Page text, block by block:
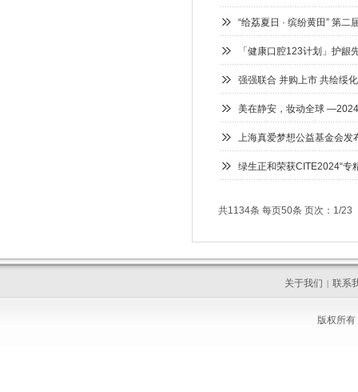
“给荔夏日 · 缤纷黄田” 第
「健康口腔123计划」护龈
强强联合 并购上市 共绘绥
美在静安，妆动全球
上海真爱梦想公益基金会发
绿生正和荣获CITE2024“专
共1134条 每页50条 页次：1/23
关于我们 | 联系
版权所